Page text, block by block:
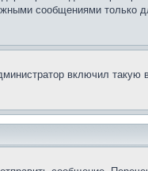
сообщениями только
включил такую